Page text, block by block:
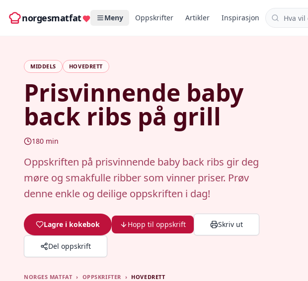
norgesmatfat Meny Oppskrifter Artikler Inspirasjon Søk i
MIDDELS HOVEDRETT
Prisvinnende baby
back ribs på grill
180 min
Oppskriften på prisvinnende baby back ribs gir deg
møre og smakfulle ribber som vinner priser. Prøv
denne enkle og deilige oppskriften i dag!
Lagre i kokebok Hopp til oppskrift Skriv ut
Del oppskrift
NORGES MATFAT › OPPSKRIFTER › HOVEDRETT